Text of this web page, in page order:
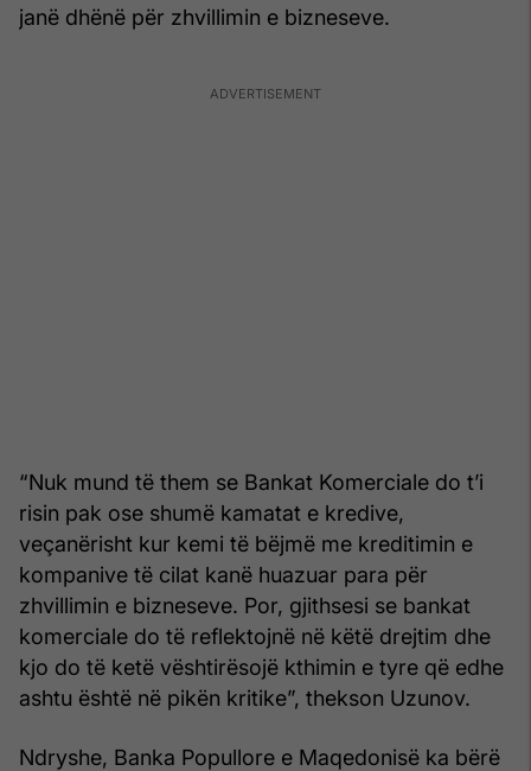
janë dhënë për zhvillimin e bizneseve.
“Nuk mund të them se Bankat Komerciale do t’i
risin pak ose shumë kamatat e kredive,
veçanërisht kur kemi të bëjmë me kreditimin e
kompanive të cilat kanë huazuar para për
zhvillimin e bizneseve. Por, gjithsesi se bankat
komerciale do të reflektojnë në këtë drejtim dhe
kjo do të ketë vështirësojë kthimin e tyre që edhe
ashtu është në pikën kritike”, thekson Uzunov.
Ndryshe, Banka Popullore e Maqedonisë ka bërë